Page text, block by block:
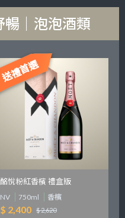
暢｜泡泡酒類
送禮首選
酩悅粉紅香檳 禮盒版
NV 750ml 香檳
$ 2,400 $ 2,620